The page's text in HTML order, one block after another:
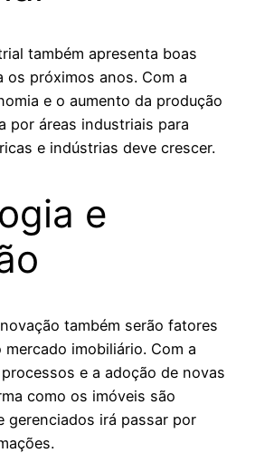
também apresenta boas
os próximos anos. Com a
e o aumento da produção
por áreas industriais para
e indústrias deve crescer.
e
também serão fatores
imobiliário. Com a
e a adoção de novas
como os imóveis são
gerenciados irá passar por